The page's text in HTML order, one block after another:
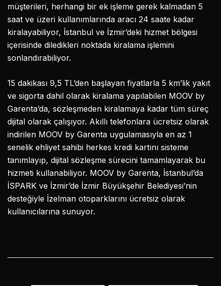
müşterileri, herhangi bir ek işleme gerek kalmadan 5
saat ve üzeri kullanımlarında aracı 24 saate kadar
kiralayabiliyor, İstanbul ve İzmir’deki hizmet bölgesi
içerisinde diledikleri noktada kiralama işlemini
sonlandırabiliyor.
15 dakikası 9,5 TL’den başlayan fiyatlarla 5 km’lik yakıt
ve sigorta dahil olarak kiralama yapılabilen MOOV by
Garenta’da, sözleşmeden kiralamaya kadar tüm süreç
dijital olarak çalışıyor. Akıllı telefonlara ücretsiz olarak
indirilen MOOV by Garenta uygulamasıyla en az 1
senelik ehliyet sahibi herkes kredi kartını sisteme
tanımlayıp, dijital sözleşme sürecini tamamlayarak bu
hizmeti kullanabiliyor. MOOV by Garenta, İstanbul’da
İSPARK ve İzmir’de İzmir Büyükşehir Belediyesi’nin
desteğiyle İzelman otoparklarını ücretsiz olarak
kullanıcılarına sunuyor.